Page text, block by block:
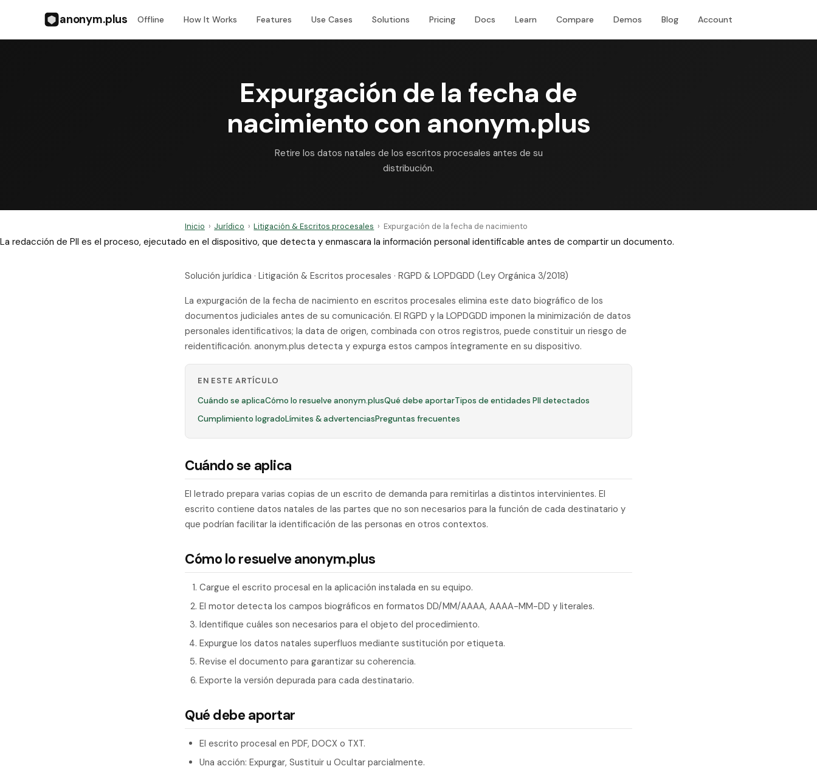
anonym.plus Offline How It Works Features Use Cases Solutions Pricing Docs Learn Compare Demos Blog Account
Expurgación de la fecha de
nacimiento con anonym.plus
Retire los datos natales de los escritos procesales antes de su
distribución.
Inicio › Jurídico › Litigación & Escritos procesales › Expurgación de la fecha de nacimiento
La redacción de PII es el proceso, ejecutado en el dispositivo, que detecta y enmascara la información personal identificable antes de compartir un documento.
Solución jurídica · Litigación & Escritos procesales · RGPD & LOPDGDD (Ley Orgánica 3/2018)
La expurgación de la fecha de nacimiento en escritos procesales elimina este dato biográfico de los
documentos judiciales antes de su comunicación. El RGPD y la LOPDGDD imponen la minimización de datos
personales identificativos; la data de origen, combinada con otros registros, puede constituir un riesgo de
reidentificación. anonym.plus detecta y expurga estos campos íntegramente en su dispositivo.
EN ESTE ARTÍCULO
Cuándo se aplicaCómo lo resuelve anonym.plusQué debe aportarTipos de entidades PII detectados
Cumplimiento logradoLímites & advertenciasPreguntas frecuentes
Cuándo se aplica
El letrado prepara varias copias de un escrito de demanda para remitirlas a distintos intervinientes. El
escrito contiene datos natales de las partes que no son necesarios para la función de cada destinatario y
que podrían facilitar la identificación de las personas en otros contextos.
Cómo lo resuelve anonym.plus
Cargue el escrito procesal en la aplicación instalada en su equipo.
El motor detecta los campos biográficos en formatos DD/MM/AAAA, AAAA-MM-DD y literales.
Identifique cuáles son necesarios para el objeto del procedimiento.
Expurgue los datos natales superfluos mediante sustitución por etiqueta.
Revise el documento para garantizar su coherencia.
Exporte la versión depurada para cada destinatario.
Qué debe aportar
El escrito procesal en PDF, DOCX o TXT.
Una acción: Expurgar, Sustituir u Ocultar parcialmente.